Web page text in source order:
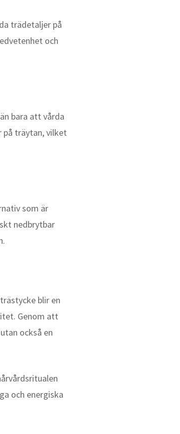
trädetaljer på
och
bara att vårda
träytan, vilket
som är
nedbrytbar
blir en
Genom att
också en
och energiska